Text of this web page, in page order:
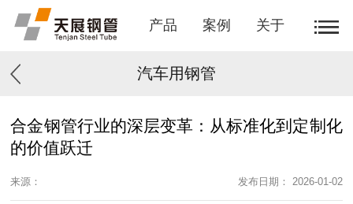
产品 案例 关于
汽车用钢管
合金钢管行业的深层变革：从标准化到定制化
的价值跃迁
来源： 发布日期： 2026-01-02